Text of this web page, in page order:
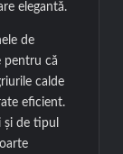
elegantă.
de
pentru că
calde
eficient.
de tipul